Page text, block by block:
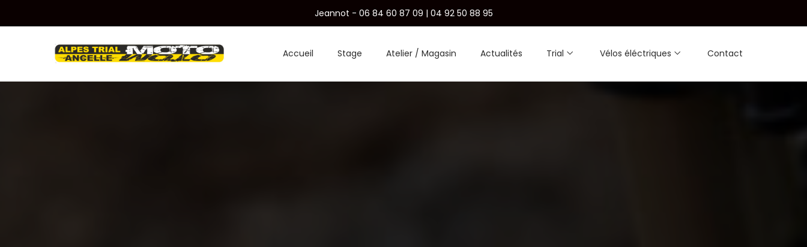
Jeannot - 06 84 60 87 09 | 04 92 50 88 95
Accueil Stage Atelier / Magasin Actualités Trial Vélos éléctriques Contact